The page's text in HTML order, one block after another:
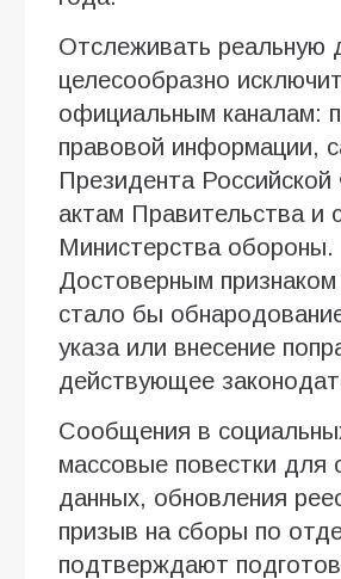
Отслеживать реальную
целесообразно
официальным каналам:
правовой информации,
Президента
актам Правительства и
Министерства обороны.
Достоверным признаком
стало бы
указа или внесение
действующее
Сообщения в
массовые повестки для
данных, обновления
призыв на сборы по
подтверждают